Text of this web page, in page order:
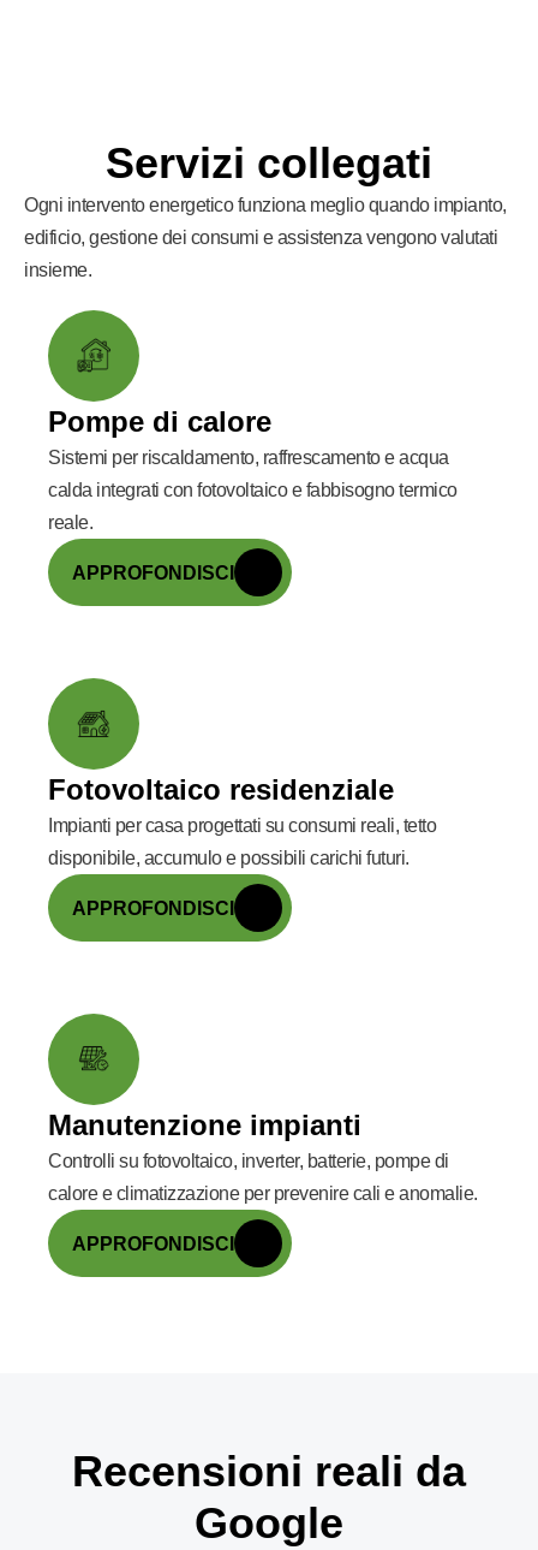
Servizi collegati
Ogni intervento energetico funziona meglio quando impianto,
edificio, gestione dei consumi e assistenza vengono valutati
insieme.
Pompe di calore
Sistemi per riscaldamento, raffrescamento e acqua
calda integrati con fotovoltaico e fabbisogno termico
reale.
APPROFONDISCI
Fotovoltaico residenziale
Impianti per casa progettati su consumi reali, tetto
disponibile, accumulo e possibili carichi futuri.
APPROFONDISCI
Manutenzione impianti
Controlli su fotovoltaico, inverter, batterie, pompe di
calore e climatizzazione per prevenire cali e anomalie.
APPROFONDISCI
Recensioni reali da
Google